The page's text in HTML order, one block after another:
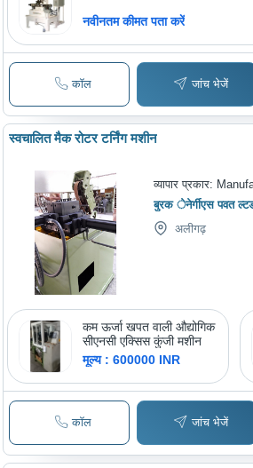
नवीनतम कीमत पता करें
कॉल जांच भेजें
स्वचालित मैक रोटर टर्निंग मशीन
व्यापार प्रकार:
बुरक ेनेर्गीएस पवत
अलीगढ़
कम ऊर्जा खपत वाली औद्योगिक
सीएनसी एक्सिस कुंजी मशीन
मूल्य : 600000 INR
कॉल जांच भेजें